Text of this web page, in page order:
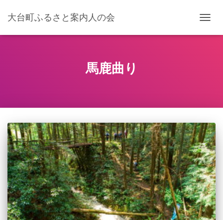
大台町ふるさと案内人の会
ビ
え
馬鹿曲り